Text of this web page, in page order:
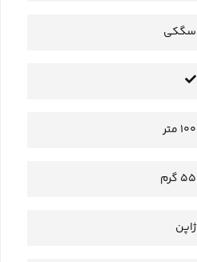
سگکی
100 متر
55 گرم
ژاپن